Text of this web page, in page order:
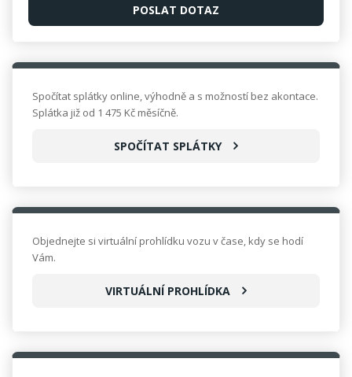
Spočítat splátky online, výhodně a s možností bez akontace.
Splátka již od 1 475 Kč měsíčně.
SPOČÍTAT SPLÁTKY
Objednejte si virtuální prohlídku vozu v čase, kdy se hodí
Vám.
VIRTUÁLNÍ PROHLÍDKA